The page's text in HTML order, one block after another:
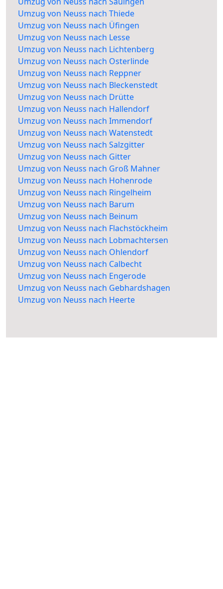
Umzug von Neuss nach Thiede
Umzug von Neuss nach Üfingen
Umzug von Neuss nach Lesse
Umzug von Neuss nach Lichtenberg
Umzug von Neuss nach Osterlinde
Umzug von Neuss nach Reppner
Umzug von Neuss nach Bleckenstedt
Umzug von Neuss nach Drütte
Umzug von Neuss nach Hallendorf
Umzug von Neuss nach Immendorf
Umzug von Neuss nach Watenstedt
Umzug von Neuss nach Salzgitter
Umzug von Neuss nach Gitter
Umzug von Neuss nach Groß Mahner
Umzug von Neuss nach Hohenrode
Umzug von Neuss nach Ringelheim
Umzug von Neuss nach Barum
Umzug von Neuss nach Beinum
Umzug von Neuss nach Flachstöckheim
Umzug von Neuss nach Lobmachtersen
Umzug von Neuss nach Ohlendorf
Umzug von Neuss nach Calbecht
Umzug von Neuss nach Engerode
Umzug von Neuss nach Gebhardshagen
Umzug von Neuss nach Heerte